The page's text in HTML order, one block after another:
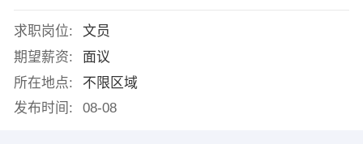
求职岗位:
文员
期望薪资:
面议
所在地点:
不限区域
发布时间:
08-08